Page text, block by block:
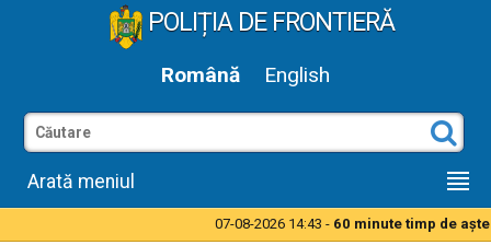
POLIȚIA DE FRONTIERĂ
Română English
Arată meniul
07-08-2026 14:43 -60 minute timp de aşteptare pentru